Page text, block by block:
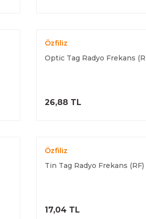
Özfiliz
Optic Tag Radyo Frekans
26,88 TL
ÜRÜNÜ İNCELE
Özfiliz
Tin Tag Radyo Frekans (RF)
17,04 TL